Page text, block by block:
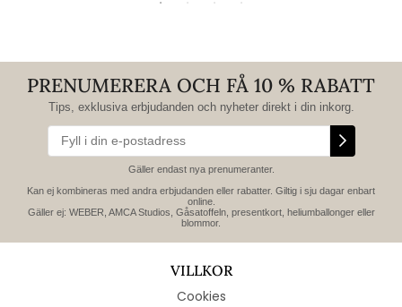
PRENUMERERA OCH FÅ 10 % RABATT
Tips, exklusiva erbjudanden och nyheter direkt i din inkorg.
Gäller endast nya prenumeranter.
Kan ej kombineras med andra erbjudanden eller rabatter. Giltig i sju dagar enbart
online.
Gäller ej: WEBER, AMCA Studios, Gåsatoffeln, presentkort, heliumballonger eller
blommor.
VILLKOR
Cookies